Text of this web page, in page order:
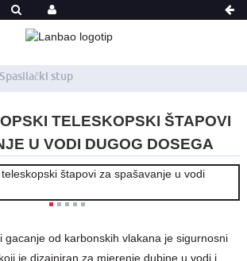
Spasilački stup
TELESKOPSKI ŠTAPOVI
U VODI DUGOG DOSEGA
gacanje od karbonskih vlakana je sigurnosni
je dizajniran za mjerenje dubine u vodi i